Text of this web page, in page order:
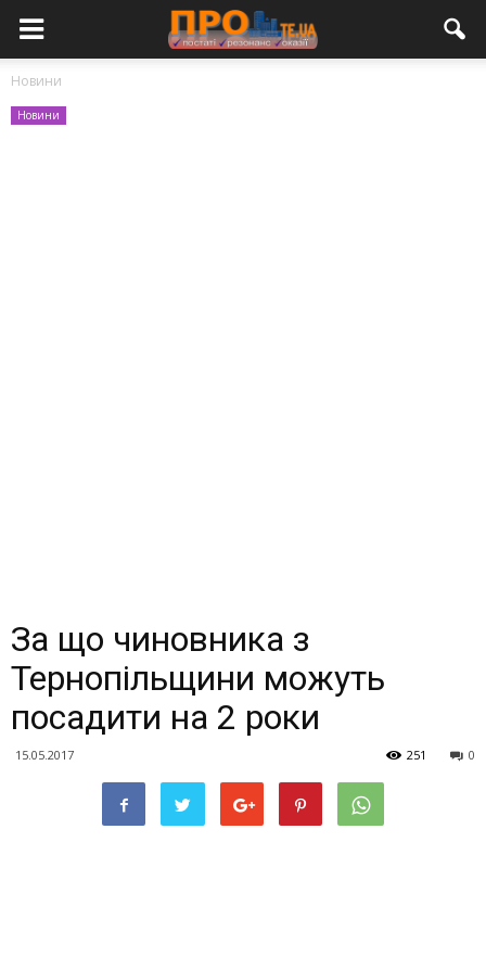
Новини
Новини
За що чиновника з
Тернопільщини можуть
посадити на 2 роки
15.05.2017 0
251